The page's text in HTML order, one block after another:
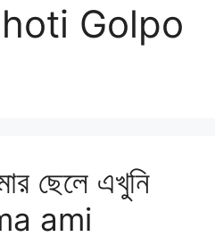
Golpo
ছেলে এখুনি
ami